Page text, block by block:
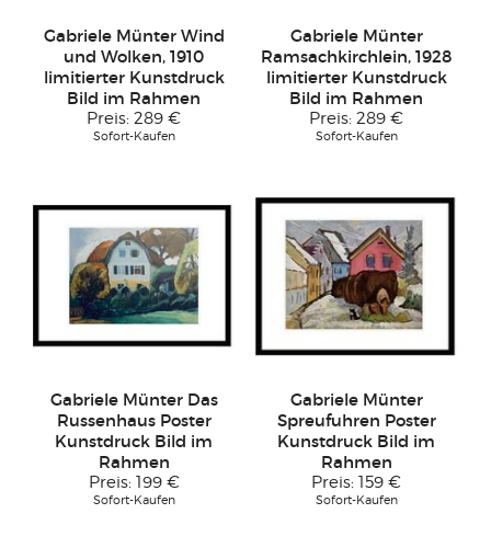
Gabriele Münter Wind
und Wolken, 1910
limitierter Kunstdruck
Bild im Rahmen
Preis: 289 €
Sofort-Kaufen
Gabriele Münter
Ramsachkirchlein, 1928
limitierter Kunstdruck
Bild im Rahmen
Preis: 289 €
Sofort-Kaufen
Gabriele Münter Das
Russenhaus Poster
Kunstdruck Bild im
Rahmen
Preis: 199 €
Sofort-Kaufen
Gabriele Münter
Spreufuhren Poster
Kunstdruck Bild im
Rahmen
Preis: 159 €
Sofort-Kaufen